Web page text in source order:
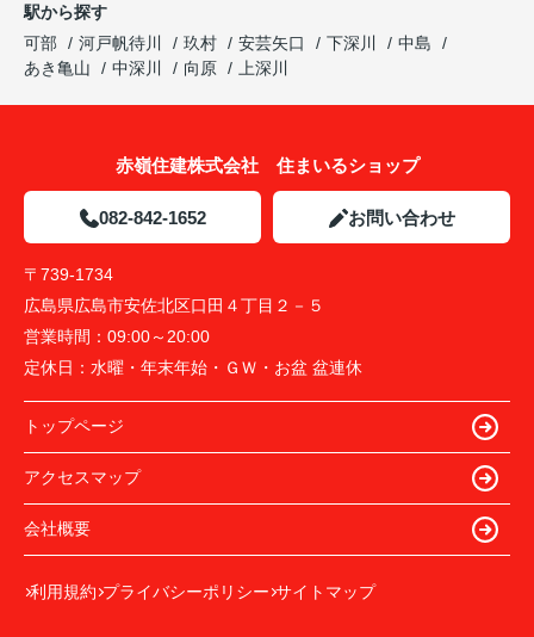
駅から探す
可部
河戸帆待川 玖村 安芸矢口 下深川
中島
あき亀山
中深川 向原 上深川
赤嶺住建株式会社 住まいるショップ
082-842-1652 お問い合わせ
〒739-1734
広島県広島市安佐北区口田４丁目２－５
営業時間： 09:00～20:00
定休日： 水曜・年末年始・ＧＷ・お盆 盆連休
トップページ
アクセスマップ
会社概要
利用規約 プライバシーポリシー サイトマップ